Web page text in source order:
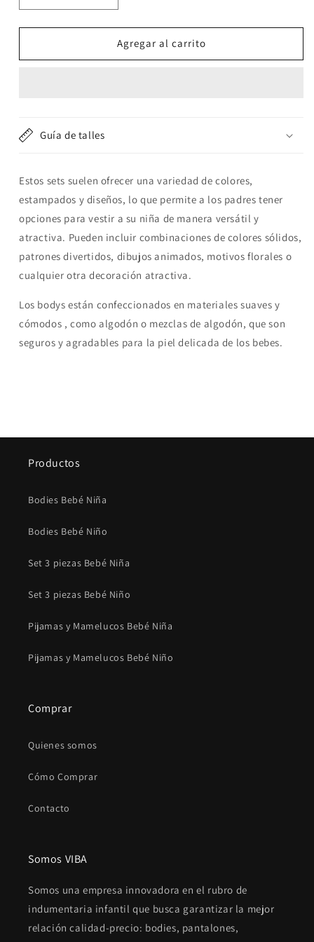
cantidad
para
5
cantidad
para
Set
5
Agregar al carrito
Guía de talles
Estos sets suelen ofrecer una variedad de colores,
estampados y diseños, lo que permite a los padres tener
opciones para vestir a su niña de manera versátil y
atractiva. Pueden incluir combinaciones de colores sólidos,
patrones divertidos, dibujos animados, motivos florales o
cualquier otra decoración atractiva.
Los bodys están confeccionados en materiales suaves y
cómodos , como algodón o mezclas de algodón, que son
seguros y agradables para la piel delicada de los bebes.
Productos
Bodies Bebé Niña
Bodies Bebé Niño
Set 3 piezas Bebé Niña
Set 3 piezas Bebé Niño
Pijamas y Mamelucos Bebé Niña
Pijamas y Mamelucos Bebé Niño
Comprar
Quienes somos
Cómo Comprar
Contacto
Somos VIBA
Somos una empresa innovadora en el rubro de
indumentaria infantil que busca garantizar la mejor
relación calidad-precio: bodies, pantalones,